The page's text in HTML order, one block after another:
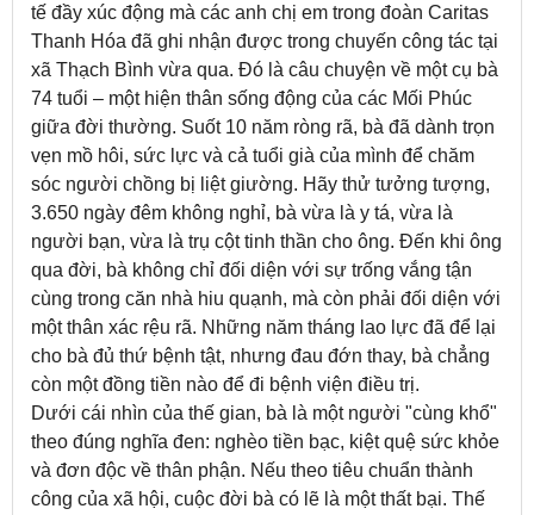
tế đầy xúc động mà các anh chị em trong đoàn Caritas
Thanh Hóa đã ghi nhận được trong chuyến công tác tại
xã Thạch Bình vừa qua. Đó là câu chuyện về một cụ bà
74 tuổi – một hiện thân sống động của các Mối Phúc
giữa đời thường. Suốt 10 năm ròng rã, bà đã dành trọn
vẹn mồ hôi, sức lực và cả tuổi già của mình để chăm
sóc người chồng bị liệt giường. Hãy thử tưởng tượng,
3.650 ngày đêm không nghỉ, bà vừa là y tá, vừa là
người bạn, vừa là trụ cột tinh thần cho ông. Đến khi ông
qua đời, bà không chỉ đối diện với sự trống vắng tận
cùng trong căn nhà hiu quạnh, mà còn phải đối diện với
một thân xác rệu rã. Những năm tháng lao lực đã để lại
cho bà đủ thứ bệnh tật, nhưng đau đớn thay, bà chẳng
còn một đồng tiền nào để đi bệnh viện điều trị.
Dưới cái nhìn của thế gian, bà là một người "cùng khổ"
theo đúng nghĩa đen: nghèo tiền bạc, kiệt quệ sức khỏe
và đơn độc về thân phận. Nếu theo tiêu chuẩn thành
công của xã hội, cuộc đời bà có lẽ là một thất bại. Thế